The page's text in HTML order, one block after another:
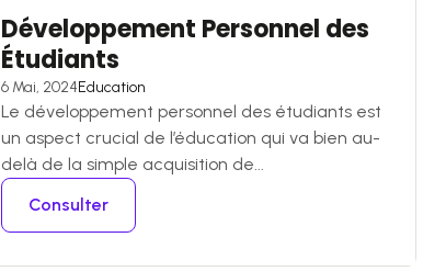
Développement Personnel des
Étudiants
6 Mai, 2024Education
Le développement personnel des étudiants est
un aspect crucial de l’éducation qui va bien au-
delà de la simple acquisition de...
Consulter